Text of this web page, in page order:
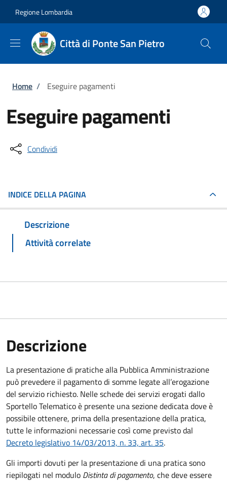
Regione Lombardia
Città di Ponte San Pietro
Briciole di pane
Home / Eseguire pagamenti
Eseguire pagamenti
Condividi
INDICE DELLA PAGINA
Descrizione
Attività correlate
Descrizione
La presentazione di pratiche alla Pubblica Amministrazione
può prevedere il pagamento di somme legate all’erogazione
del servizio richiesto. Nelle schede dei servizi erogati dallo
Sportello Telematico è presente una sezione dedicata dove è
possibile ottenere, prima della presentazione della pratica,
tutte le informazioni necessarie così come previsto dal
Decreto legislativo 14/03/2013, n. 33, art. 35.
Gli importi dovuti per la presentazione di una pratica sono
riepilogati nel modulo Distinta di pagamento, che deve essere